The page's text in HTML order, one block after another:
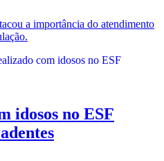
a importância do atendimento
idosos no ESF